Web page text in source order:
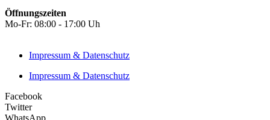
Öffnungszeiten
Mo-Fr: 08:00 - 17:00 Uh
Impressum & Datenschutz
Impressum & Datenschutz
Facebook
Twitter